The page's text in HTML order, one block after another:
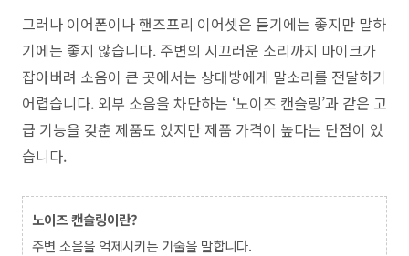
그러나 이어폰이나 핸즈프리 이어셋은 듣기에는 좋지만 말하
기에는 좋지 않습니다. 주변의 시끄러운 소리까지 마이크가
잡아버려 소음이 큰 곳에서는 상대방에게 말소리를 전달하기
어렵습니다. 외부 소음을 차단하는 ‘노이즈 캔슬링’과 같은 고
급 기능을 갖춘 제품도 있지만 제품 가격이 높다는 단점이 있
습니다.
노이즈 캔슬링이란?
주변 소음을 억제시키는 기술을 말합니다.